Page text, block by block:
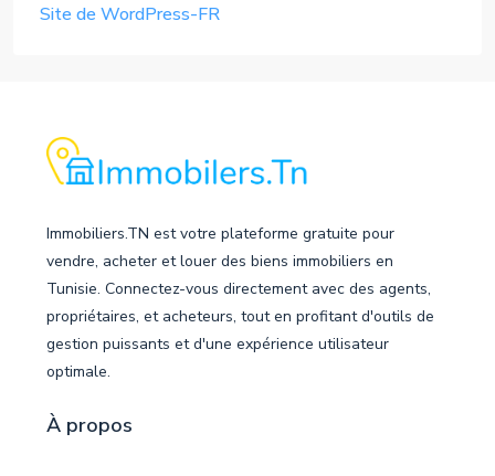
Site de WordPress-FR
Immobiliers.TN est votre plateforme gratuite pour
vendre, acheter et louer des biens immobiliers en
Tunisie. Connectez-vous directement avec des agents,
propriétaires, et acheteurs, tout en profitant d'outils de
gestion puissants et d'une expérience utilisateur
optimale.
À propos